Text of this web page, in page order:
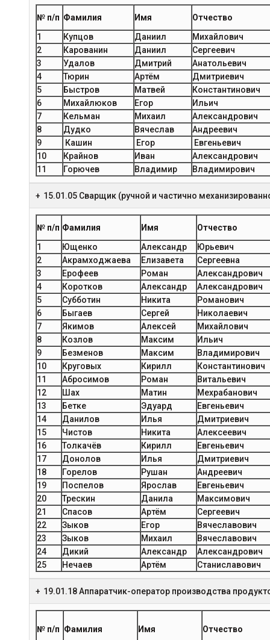
№ п/п Фамилия Имя
Отчество
1
Купцов Даниил
Михайлович
2
Карованин Даниил
Сергеевич
3
Удалов Дмитрий
Анатольевич
4
Тюрин Артём
Дмитриевич
5
Быстров Матвей
Константинович
6
Михайлюков Егор
Ильич
7
Кельман Михаил
Александрович
8
Дудко Вячеслав
Андреевич
9
Кашин Егор
Евгеньевич
10
Крайнов Иван
Александрович
11
Горючев Владимир Владимирович
15.01.05 Сварщик (ручной и частично
№ п/п Фамилия Имя
Отчество
1
Ющенко Александр
Юрьевич
2
Акрамходжаева Елизавета
Сергеевна
3
Ерофеев Роман
Александрович
4
Коротков Александр
Александрович
5
Субботин Никита
Романович
6
Быгаев Сергей
Николаевич
7
Якимов Алексей
Михайлович
8
Козлов Максим
Ильич
9
Безменов Максим
Владимирович
10
Круговых Кирилл
Константинович
11
Абросимов Роман
Витальевич
12
Шах Матин
Мехрабанович
13
Бетке Эдуард
Евгеньевич
14
Данилов Илья
Дмитриевич
15
Чистов Никита
Алексеевич
16
Толкачёв Кирилл
Евгеньевич
17
Донолов Илья
Дмитриевич
18
Горелов Рушан
Андреевич
19
Поспелов Ярослав
Евгеньевич
20
Трескин Данила
Максимович
21
Спасов Артём
Сергеевич
22
Зыков Егор
Вячеславович
23
Зыков Михаил
Вячеславович
24
Дикий Александр
Александрович
25
Нечаев Артём Станиславович
19.01.18 Аппаратчик-оператор производства
№ п/п Фамилия Имя Отчество